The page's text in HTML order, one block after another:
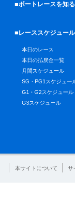
■ボートレースを知
■レーススケジュール
本日のレース
本日の払戻金一覧
月間スケジュール
SG・PG1スケジュー
G1・G2スケジュール
G3スケジュール
本サイトについて サ